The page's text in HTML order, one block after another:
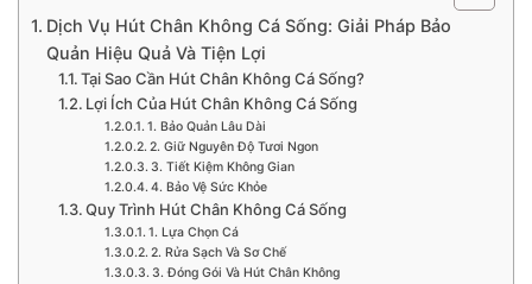
Dịch Vụ Hút Chân Không Cá Sống: Giải Pháp Bảo
Quản Hiệu Quả Và Tiện Lợi
Tại Sao Cần Hút Chân Không Cá Sống?
Lợi Ích Của Hút Chân Không Cá Sống
1. Bảo Quản Lâu Dài
2. Giữ Nguyên Độ Tươi Ngon
3. Tiết Kiệm Không Gian
4. Bảo Vệ Sức Khỏe
Quy Trình Hút Chân Không Cá Sống
1. Lựa Chọn Cá
2. Rửa Sạch Và Sơ Chế
3. Đóng Gói Và Hút Chân Không